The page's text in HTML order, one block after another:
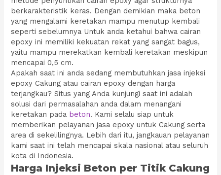
berkarakteristik keras. Dengan demikian maka beton
yang mengalami keretakan mampu menutup kembali
seperti sebelumnya Untuk anda ketahui bahwa cairan
epoxy ini memiliki kekuatan rekat yang sangat bagus,
yaitu mampu merekatkan kembali keretakan meskipun
mencapai 0,5 cm.
Apakah saat ini anda sedang membutuhkan jasa injeksi
epoxy Cakung atau cairan epoxy dengan harga
terjangkau? Situs yang Anda kunjungi saat ini adalah
solusi dari permasalahan anda dalam menangani
keretakan pada beton. Kami selalu siap untuk
memberikan pelayanan jasa epoxy untuk Cakung serta
area di sekelilingnya. Lebih dari itu, jangkauan pelayanan
kami saat ini telah mencapai skala nasional atau seluruh
kota di Indonesia.
Harga Injeksi Beton per Titik Cakung